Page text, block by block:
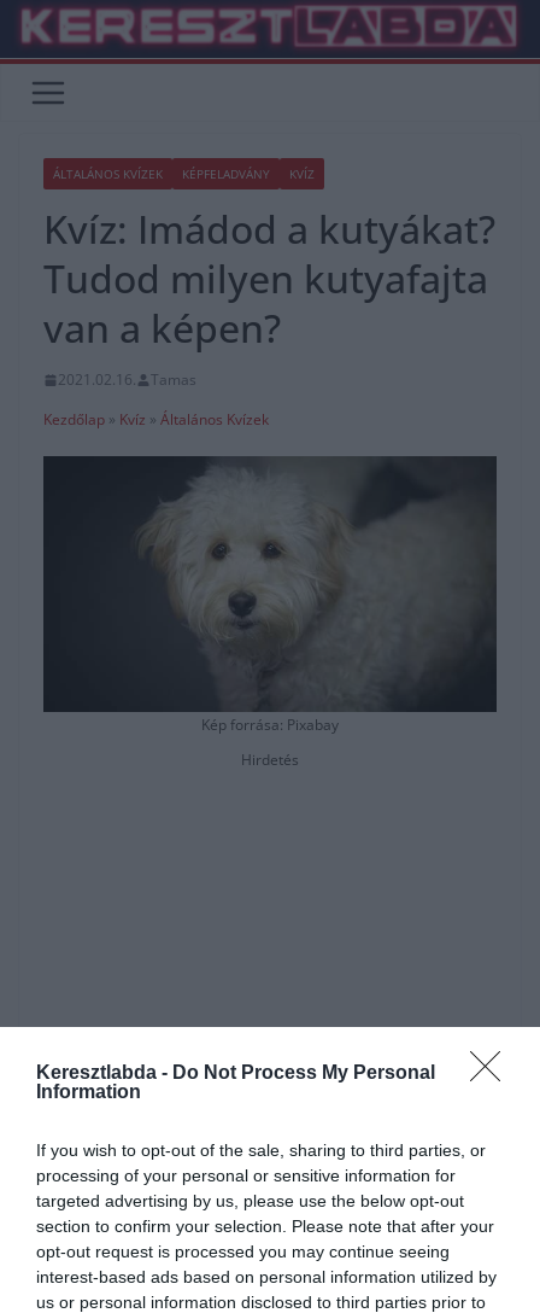
Keresztlabda - Do Not Process My Personal
Information
If you wish to opt-out of the sale, sharing to third parties, or
processing of your personal or sensitive information for
targeted advertising by us, please use the below opt-out
section to confirm your selection. Please note that after your
opt-out request is processed you may continue seeing
interest-based ads based on personal information utilized by
us or personal information disclosed to third parties prior to
Skip
content
ÁLTALÁNOS KVÍZEK KÉPFELADVÁNY KVÍZ
Kvíz: Imádod a kutyákat?
Tudod milyen kutyafajta
van a képen?
2021.02.16.
Tamas
Kezdőlap » Kvíz » Általános Kvízek
Kép forrása: Pixabay
Hirdetés
0%